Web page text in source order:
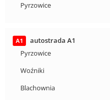
Pyrzowice
A1
autostrada A1
Pyrzowice
Woźniki
Blachownia